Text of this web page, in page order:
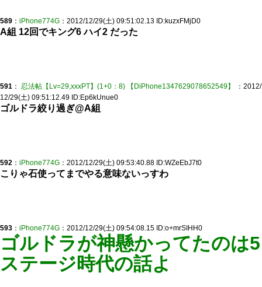
589 ： iPhone774G ：2012/12/29(土) 09:51:02.13 ID:kuzxFMjD0
A組 12回でキング6 ハイ2 だった
591 ： 忍法帖【Lv=29,xxxPT】(1+0：8) 【DiPhone1347629078652549】
：2012/
12/29(土) 09:51:12.49 ID:Ep6kUnue0
ゴルドラ絞り過ぎ@A組
592 ： iPhone774G ：2012/12/29(土) 09:53:40.88 ID:WZeEbJ7t0
こりゃ石使ってまでやる意味ないっすわ
593 ： iPhone774G ：2012/12/29(土) 09:54:08.15 ID:o+mrSIHH0
ゴルドラが神懸かってたのは5
ステージ時代の話よ